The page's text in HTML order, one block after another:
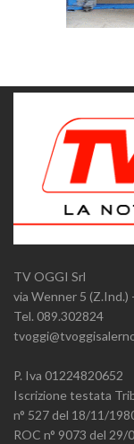
TV OGGI Srl
via Wenner 5 (Z.Ind.)
Tel. 089.302824
P. Iva 01224820652
Iscrizione testata
n° 527 del 18/11/
ROC n° 9073 del 29/